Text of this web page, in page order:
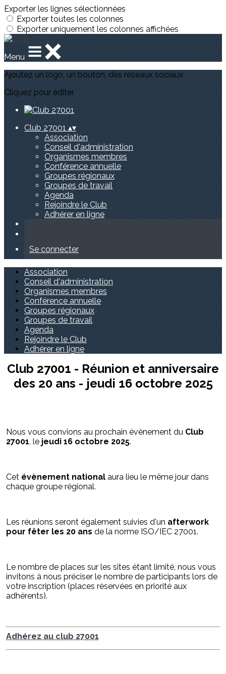
Exporter les lignes sélectionnées
Exporter toutes les colonnes
Exporter uniquement les colonnes affichées
Menu
Ajoutez un logo, un bouton, des réseaux sociaux
Cliquez pour éditer
Club 27001 ▴▾
Association
Conseil d'administration
Organismes membres
Conférence annuelle
Groupes régionaux
Groupes de travail
Agenda
Rejoindre le Club
Adhérer en ligne
Se connecter
Association
Conseil d'administration
Organismes membres
Conférence annuelle
Groupes régionaux
Groupes de travail
Agenda
Rejoindre le Club
Adhérer en ligne
Club 27001 - Réunion et anniversaire
des 20 ans - jeudi 16 octobre 2025
Nous vous convions au prochain évènement du Club
27001, le jeudi 16 octobre 2025.
Cet évènement national aura lieu le même jour dans
chaque groupe régional.
Les réunions seront également suivies d'un afterwork
pour fêter les 20 ans de la norme ISO/IEC 27001.
Le nombre de places sur les sites étant limité, nous vous
invitons à nous préciser le nombre de participants lors de
votre inscription (places réservées en priorité aux
adhérents).
Adhérez au club 27001